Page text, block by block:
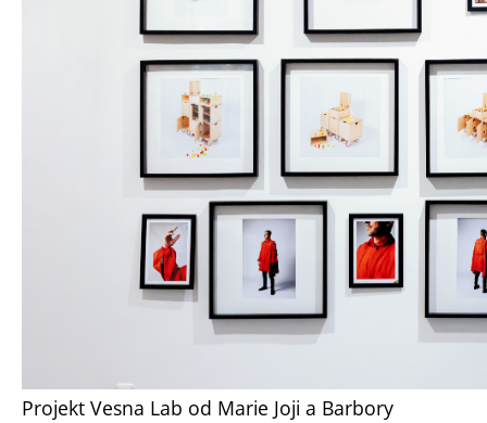
Projekt Vesna Lab od Marie Joji a Barbory